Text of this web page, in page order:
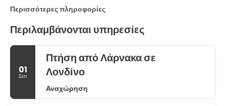
Περισσότερες πληροφορίες
Περιλαμβάνονται υπηρεσίες
01
Σεπ
Πτήση από Λάρνακα σε
Λονδίνο
Αναχώρηση